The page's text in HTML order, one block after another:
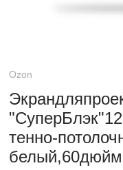
Ozon
тенно-